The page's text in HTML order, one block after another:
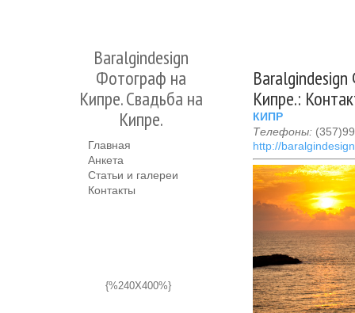
Baralgindesign
Фотограф на
Кипре. Свадьба на
Кипре.
Главная
Анкета
Статьи и галереи
Контакты
{%240X400%}
Кипре.:
КИПР
Телефоны:
http://